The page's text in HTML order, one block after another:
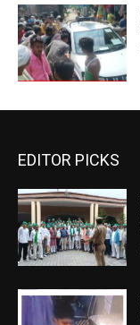
EDITOR PICKS